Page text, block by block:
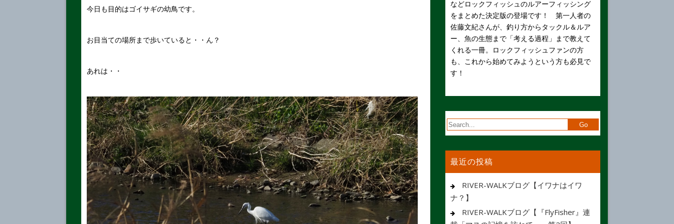
今日も目的はゴイサギの幼鳥です。
お目当ての場所まで歩いていると・・ん？
あれは・・
などロックフィッシュのルアーフィッシング
をまとめた決定版の登場です！ 第一人者の
佐藤文紀さんが、釣り方からタックル＆ルア
ー、魚の生態まで「考える過程」まで教えて
くれる一冊。ロックフィッシュファンの方
も、これから始めてみようという方も必見で
す！
最近の投稿
RIVER-WALKブログ【イワナはイワ
ナ？】
RIVER-WALKブログ【『FlyFisher』連